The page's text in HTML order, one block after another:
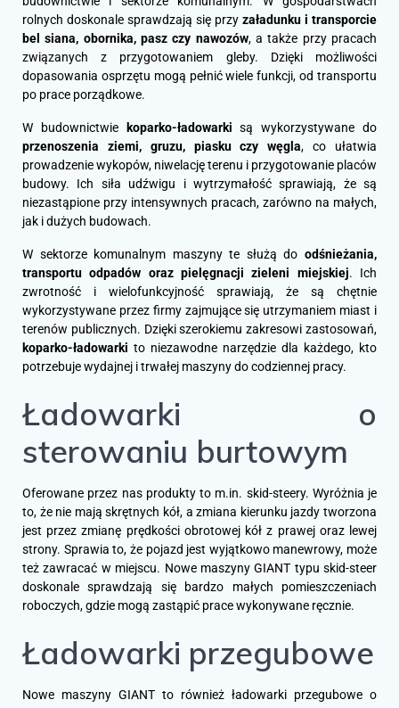
rolnych doskonale sprawdzają się przy załadunku i transporcie
bel siana, obornika, pasz czy nawozów, a także przy pracach
związanych z przygotowaniem gleby. Dzięki możliwości
dopasowania osprzętu mogą pełnić wiele funkcji, od transportu
po prace porządkowe.
W budownictwie koparko-ładowarki są wykorzystywane do
przenoszenia ziemi, gruzu, piasku czy węgla, co ułatwia
prowadzenie wykopów, niwelację terenu i przygotowanie placów
budowy. Ich siła udźwigu i wytrzymałość sprawiają, że są
niezastąpione przy intensywnych pracach, zarówno na małych,
jak i dużych budowach.
W sektorze komunalnym maszyny te służą do odśnieżania,
transportu odpadów oraz pielęgnacji zieleni miejskiej. Ich
zwrotność i wielofunkcyjność sprawiają, że są chętnie
wykorzystywane przez firmy zajmujące się utrzymaniem miast i
terenów publicznych. Dzięki szerokiemu zakresowi zastosowań,
koparko-ładowarki to niezawodne narzędzie dla każdego, kto
potrzebuje wydajnej i trwałej maszyny do codziennej pracy.
Ładowarki o
sterowaniu burtowym
Oferowane przez nas produkty to m.in. skid-steery. Wyróżnia je
to, że nie mają skrętnych kół, a zmiana kierunku jazdy tworzona
jest przez zmianę prędkości obrotowej kół z prawej oraz lewej
strony. Sprawia to, że pojazd jest wyjątkowo manewrowy, może
też zawracać w miejscu. Nowe maszyny GIANT typu skid-steer
doskonale sprawdzają się bardzo małych pomieszczeniach
roboczych, gdzie mogą zastąpić prace wykonywane ręcznie.
Ładowarki przegubowe
Nowe maszyny GIANT to również ładowarki przegubowe o